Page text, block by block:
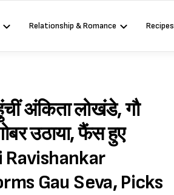
Relationship & Romance Recipes
अंकिता लोखंडे, गौ
उठाया, फैंस हुए
Ravishankar
Gau Seva, Picks